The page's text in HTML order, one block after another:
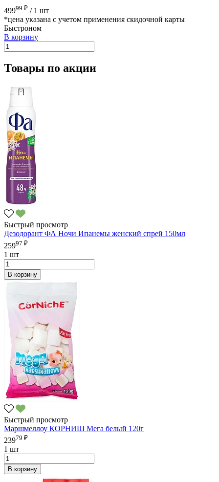
49999 ₽ / 1 шт
*цена указана с учетом применения скидочной карты
Быстроном
В корзину
Товары по акции
Быстрый просмотр
Дезодорант ФА Ночи Ипанемы женский спрей 150мл
25997 ₽
1 шт
В корзину
Быстрый просмотр
Маршмеллоу КОРНИШ Мега белый 120г
23979 ₽
1 шт
В корзину